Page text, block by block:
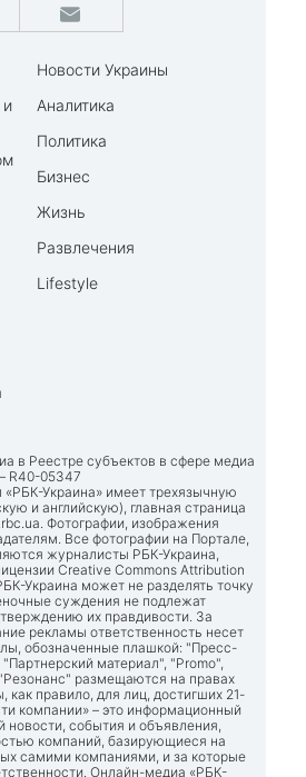
и
Новости Украины
Аналитика
Политика
Бизнес
Жизнь
Развлечения
Lifestyle
в Реестре субъектов в сфере медиа
R40-05347
Украина» имеет трехязычную
и английскую), главная страница
. Фотографии, изображения
Все фотографии на Портале,
журналисты РБК-Украина,
Creative Commons Attribution
Украина может не разделять точку
суждения не подлежат
их правдивости. За
рекламы ответственность несет
обозначенные плашкой: "Пресс-
материал", "Promo",
размещаются на правах
правило, для лиц, достигших 21-
компании» – это информационный
события и объявления,
компаний, базирующиеся на
самими компаниями, и за которые
Онлайн-медиа «РБК-